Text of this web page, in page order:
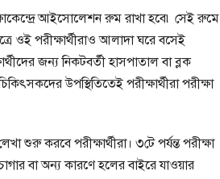
আইসোলেশন রুম রাখা হবে৷ সেই রুমে
ওই পরীক্ষার্থীরাও আলাদা ঘরে বসেই
জন্য নিকটবর্তী হাসপাতাল বা ব্লক
উপস্থিতিতেই পরীক্ষার্থীরা পরীক্ষা
শুরু করবে পরীক্ষার্থীরা। ৩টে পর্যন্ত পরীক্ষা
বা অন্য কারণে হলের বাইরে যাওয়ার